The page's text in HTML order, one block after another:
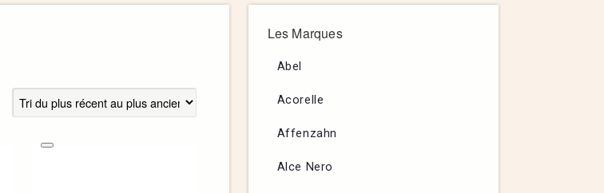
Les Marques
Abel
Acorelle
Affenzahn
Alce Nero